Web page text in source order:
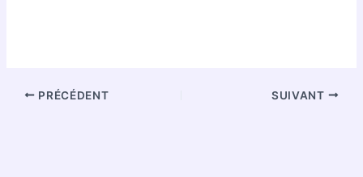
PRÉCÉDENT SUIVANT